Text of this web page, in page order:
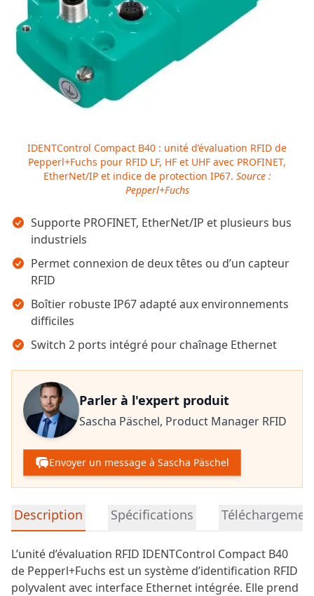
Points clés
Supporte PROFINET, EtherNet/IP et plusieurs bus
industriels
Permet connexion de deux têtes ou d’un capteur
RFID
Boîtier robuste IP67 adapté aux environnements
difficiles
Switch 2 ports intégré pour chaînage Ethernet
Parler à l'expert produit
Sascha Päschel, Product Manager RFID
Envoyer un message à Sascha Päschel
Informations détaillées sur le produit
Description Spécifications
L’unité d’évaluation RFID IDENTControl Compact B40
de Pepperl+Fuchs est un système d’identification RFID
polyvalent avec interface Ethernet intégrée. Elle prend
IDENTControl Compact B40 : unité d’évaluation RFID de
Pepperl+Fuchs pour RFID LF, HF et UHF avec PROFINET,
EtherNet/IP et indice de protection IP67. Source :
Pepperl+Fuchs